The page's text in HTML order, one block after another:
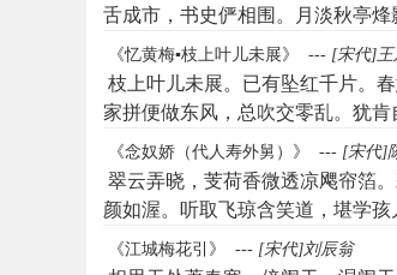
舌成市，书史俨相围。月淡秋亭
《忆黄梅▪枝上叶儿未展》 --- [宋代]王
枝上叶儿未展。已有坠红千片。
家拼便做东风，总吹交零乱。犹肯
《念奴娇（代人寿外舅）》 --- [宋代]
翠云弄晓，芰荷香微透凉飔帘箔
颜如渥。听取飞琼含笑道，堪学
《江城梅花引》 --- [宋代]刘辰翁